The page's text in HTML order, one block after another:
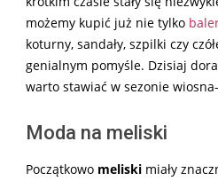
możemy kupić już nie tylko
koturny, sandały, szpilki czy
genialnym pomyśle. Dzisiaj
warto stawiać w sezonie
Moda na meliski
Początkowo meliski miały